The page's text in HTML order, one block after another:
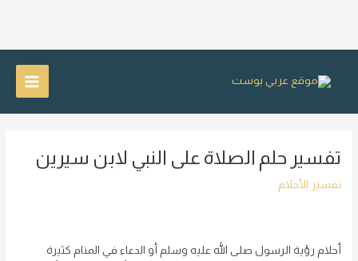
Main
تفسير حلم الصلاة على النبي لابن سيرين
تفسير الأحلام
أحلام رؤية الرسول صلى الله عليه وسلم أو الدعاء في المنام كثيرة